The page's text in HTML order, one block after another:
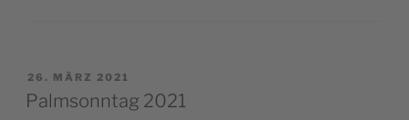
VERÖFFENTLICHT
AM
26. MÄRZ 2021
Palmsonntag 2021